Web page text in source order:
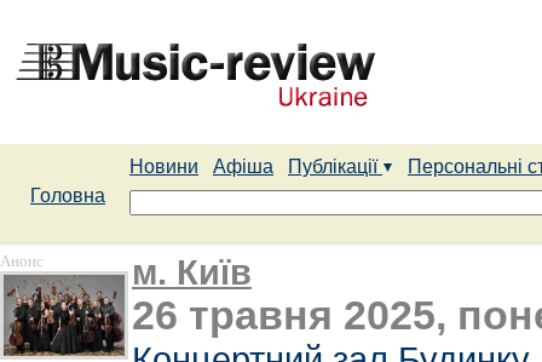
Новини Афіша Публікації
Персональні
Головна
Анонс м. Київ
26 травня 2025,